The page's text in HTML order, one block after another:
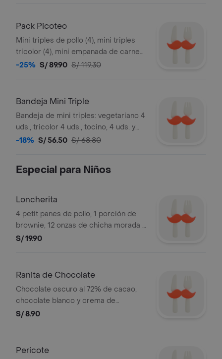
Pack Picoteo
Mini triples de pollo (4), mini triples
tricolor (4), mini empanada de carne
(5), mini empanada mixta (5) y
-25% S/ 89.90 S/ 119.30
Bandeja Mini Triple
Bandeja de mini triples: vegetariano 4
uds., tricolor 4 uds., tocino, 4 uds. y
pollo 4 uds.
-18% S/ 56.50 S/ 68.80
Especial para Niños
Loncherita
4 petit panes de pollo, 1 porción de
brownie, 12 onzas de chicha morada y
1 cajita de plastilina para jugar.
S/ 19.90
Ranita de Chocolate
Chocolate oscuro al 72% de cacao,
chocolate blanco y crema de
avellanas.
S/ 8.90
Pericote